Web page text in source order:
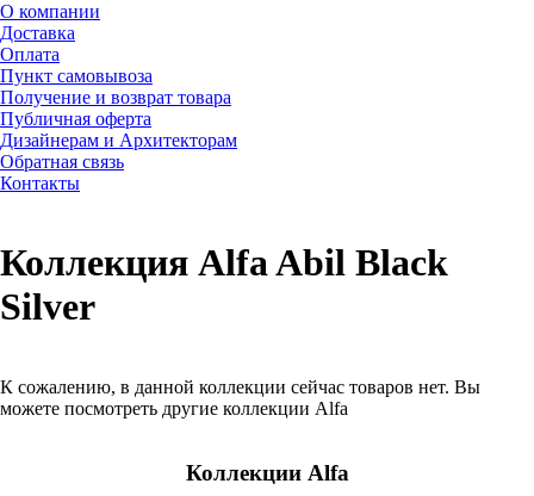
О компании
Доставка
Оплата
Пункт самовывоза
Получение и возврат товара
Публичная оферта
Дизайнерам и Архитекторам
Обратная связь
Контакты
Коллекция Alfa Abil Black
Silver
К сожалению, в данной коллекции сейчас товаров нет. Вы
можете посмотреть другие коллекции Alfa
Коллекции Alfa